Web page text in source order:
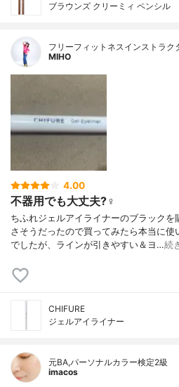
ブラウンズ クリーミィ ペンシル
フリーフィットネスインストラク
MIHO
4.00
不器用でも大丈夫?‍♀️
ちふれジェルアイライナーのブラックを
さそうだったので買ってみたら本当に
でしたが、ラインが引きやすい＆ヨ…続
CHIFURE
ジェルアイライナー
元BA,パーソナルカラー検定2級
imacos